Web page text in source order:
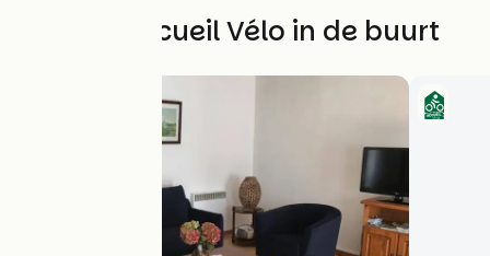
Andere Accueil Vélo in de buurt